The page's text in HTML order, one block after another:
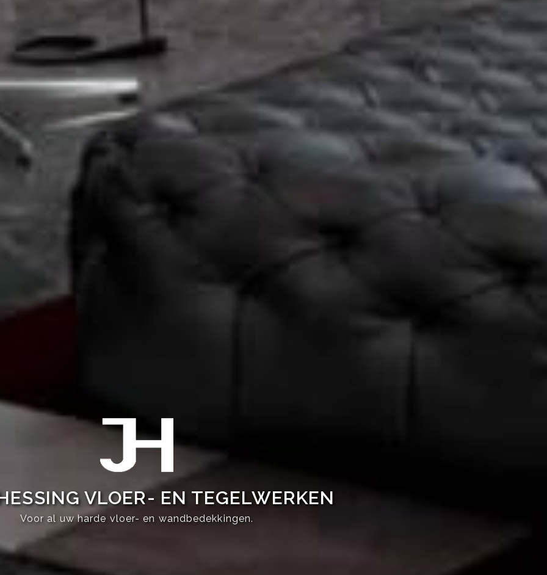
VLOER- EN TEGELWERKEN
Voor al uw harde vloer- en wandbedekkingen.